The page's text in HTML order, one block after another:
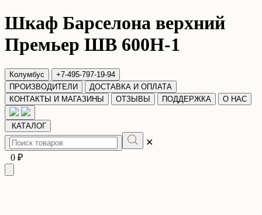
Шкаф Барселона верхний
Премьер ШВ 600Н-1
Колумбус
+7-495-797-19-94
ПРОИЗВОДИТЕЛИ
ДОСТАВКА И ОПЛАТА
КОНТАКТЫ И МАГАЗИНЫ
ОТЗЫВЫ ПОДДЕРЖКА О НАС
КАТАЛОГ
✕
0 ₽